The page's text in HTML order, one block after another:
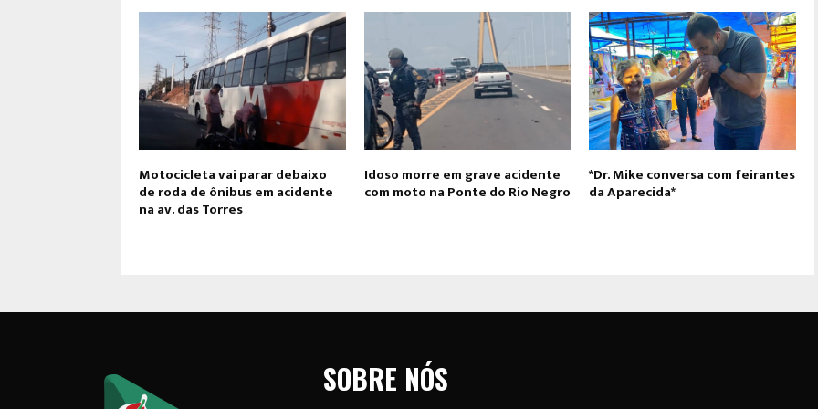
Motocicleta vai parar debaixo
de roda de ônibus em acidente
na av. das Torres
Idoso morre em grave acidente
com moto na Ponte do Rio Negro
*Dr. Mike conversa com feirantes
da Aparecida*
SOBRE NÓS